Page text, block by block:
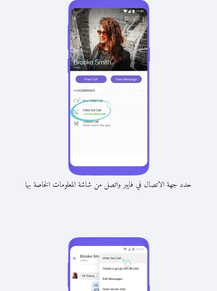
حدد جهة الاتصال في فايبر واتصل من شاشة المعلومات الخاصة بها